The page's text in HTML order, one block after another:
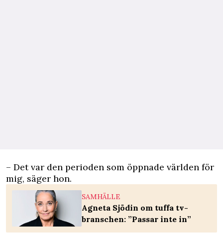
– Det var den perioden som öppnade världen för
mig, säger hon.
SAMHÄLLE
Agneta Sjödin om tuffa tv-
branschen: ”Passar inte in”